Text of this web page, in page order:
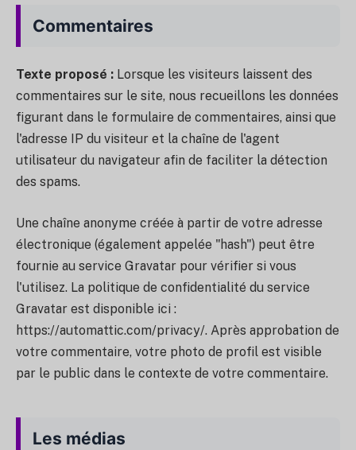
Commentaires
Texte proposé : Lorsque les visiteurs laissent des
commentaires sur le site, nous recueillons les données
figurant dans le formulaire de commentaires, ainsi que
l'adresse IP du visiteur et la chaîne de l'agent
utilisateur du navigateur afin de faciliter la détection
des spams.
Une chaîne anonyme créée à partir de votre adresse
électronique (également appelée "hash") peut être
fournie au service Gravatar pour vérifier si vous
l'utilisez. La politique de confidentialité du service
Gravatar est disponible ici :
https://automattic.com/privacy/. Après approbation de
votre commentaire, votre photo de profil est visible
par le public dans le contexte de votre commentaire.
Les médias